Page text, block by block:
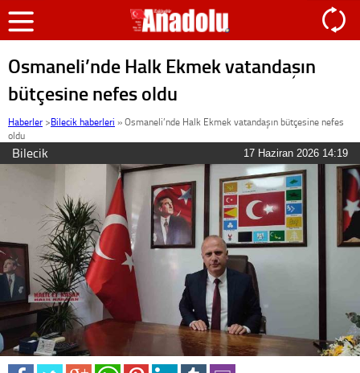
Osmaneli’nde Halk Ekmek vatandaşın
bütçesine nefes oldu
Haberler >Bilecik haberleri »Osmaneli’nde Halk Ekmek vatandaşın bütçesine nefes
oldu
Bilecik 17 Haziran 2026 14:19